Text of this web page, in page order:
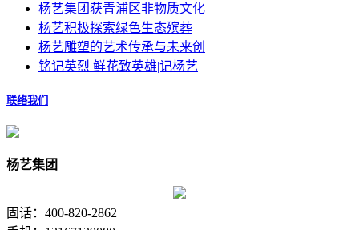
杨艺集团获青浦区非物质文化
杨艺积极探索绿色生态殡葬
杨艺雕塑的艺术传承与未来创
铭记英烈 鲜花致英雄|记杨艺
联络我们
杨艺集团
固话：400-820-2862